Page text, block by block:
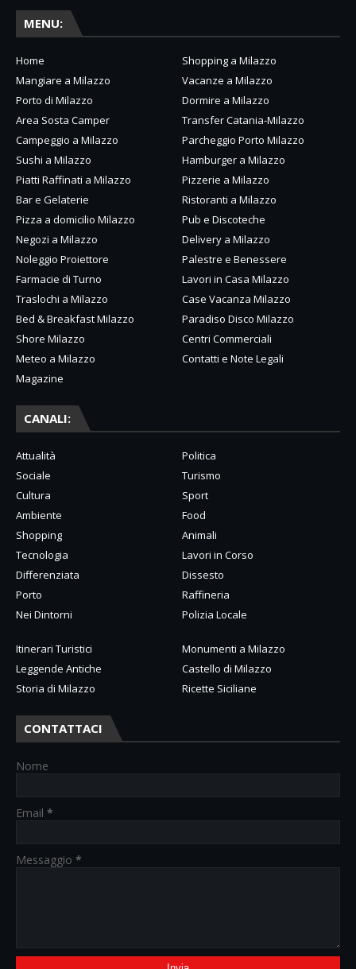
MENU:
Home
Shopping a Milazzo
Mangiare a Milazzo
Vacanze a Milazzo
Porto di Milazzo
Dormire a Milazzo
Area Sosta Camper
Transfer Catania-Milazzo
Campeggio a Milazzo
Parcheggio Porto Milazzo
Sushi a Milazzo
Hamburger a Milazzo
Piatti Raffinati a Milazzo
Pizzerie a Milazzo
Bar e Gelaterie
Ristoranti a Milazzo
Pizza a domicilio Milazzo
Pub e Discoteche
Negozi a Milazzo
Delivery a Milazzo
Noleggio Proiettore
Palestre e Benessere
Farmacie di Turno
Lavori in Casa Milazzo
Traslochi a Milazzo
Case Vacanza Milazzo
Bed & Breakfast Milazzo
Paradiso Disco Milazzo
Shore Milazzo
Centri Commerciali
Meteo a Milazzo
Contatti e Note Legali
Magazine
CANALI:
Attualità
Politica
Sociale
Turismo
Cultura
Sport
Ambiente
Food
Shopping
Animali
Tecnologia
Lavori in Corso
Differenziata
Dissesto
Porto
Raffineria
Nei Dintorni
Polizia Locale
Itinerari Turistici
Monumenti a Milazzo
Leggende Antiche
Castello di Milazzo
Storia di Milazzo
Ricette Siciliane
CONTATTACI
Nome
Email *
Messaggio *